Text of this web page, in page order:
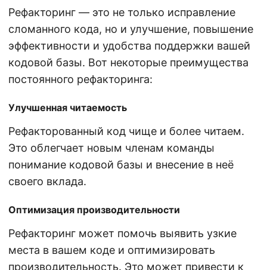
Рефакторинг — это не только исправление
сломанного кода, но и улучшение, повышение
эффективности и удобства поддержки вашей
кодовой базы. Вот некоторые преимущества
постоянного рефакторинга:
Улучшенная читаемость
Рефакторованный код чище и более читаем.
Это облегчает новым членам команды
понимание кодовой базы и внесение в неё
своего вклада.
Оптимизация производительности
Рефакторинг может помочь выявить узкие
места в вашем коде и оптимизировать
производительность. Это может привести к